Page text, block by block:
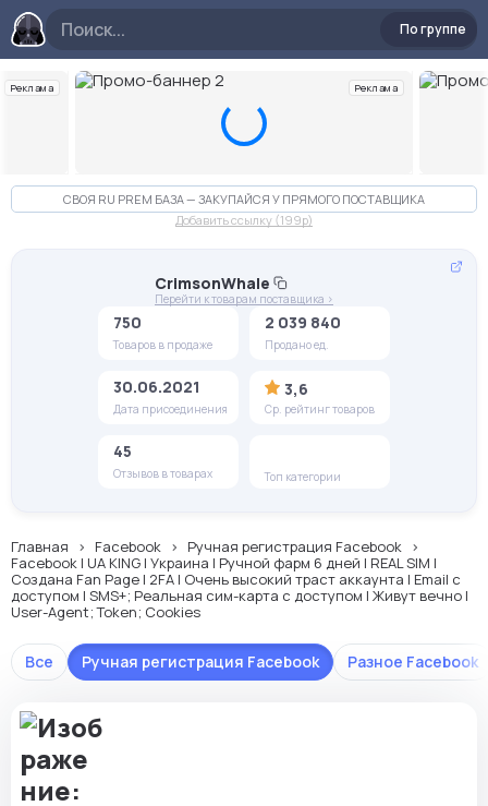
По группе
Реклама Реклама
Слайд 2 из 10
СВОЯ RU PREM БАЗА — ЗАКУПАЙСЯ У ПРЯМОГО ПОСТАВЩИКА
Добавить ссылку (199p)
CrimsonWhale
Перейти к товарам поставщика >
750
Товаров в продаже
2 039 840
Продано ед.
30.06.2021
Дата присоединения
3,6
Ср. рейтинг товаров
45
Отзывов в товарах Топ категории
Главная Facebook
Ручная регистрация Facebook
Facebook | UA KING | Украина | Ручной фарм 6 дней | REAL SIM |
Создана Fan Page | 2FA | Очень высокий траст аккаунта | Email с
доступом | SMS+; Реальная сим-карта с доступом | Живут вечно |
User-Agent; Token; Cookies
Все Разное Facebook
Ручная регистрация Facebook